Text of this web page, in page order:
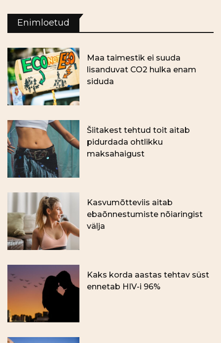
Enimloetud
Maa taimestik ei suuda
lisanduvat CO2 hulka enam
siduda
Šiitakest tehtud toit aitab
pidurdada ohtlikku
maksahaigust
Kasvumõtteviis aitab
ebaõnnestumiste nõiaringist
välja
Kaks korda aastas tehtav süst
ennetab HIV-i 96%